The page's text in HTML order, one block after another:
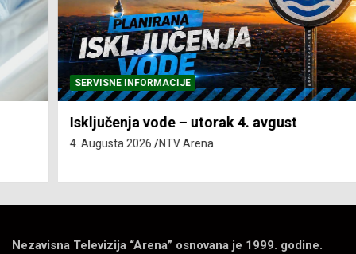
SERVISNE INFORMACIJE
Isključenja vode – utorak 4. avgust
4. Augusta 2026. NTV Arena
Nezavisna Televizija “Arena” osnovana je 1999. godine.